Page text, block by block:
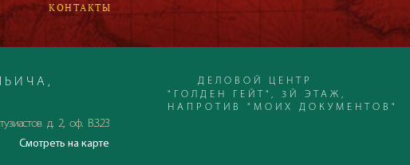
КОНТАКТЫ
д. 2, оф. В.3.23
Смотреть на карте
ДЕЛОВОЙ ЦЕНТР
"ГОЛДЕН ГЕЙТ", 3Й ЭТАЖ,
НАПРОТИВ "МОИХ ДОКУМЕНТОВ"